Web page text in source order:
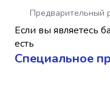
Если вы являетесь
есть
Cпециальное
Предварительный